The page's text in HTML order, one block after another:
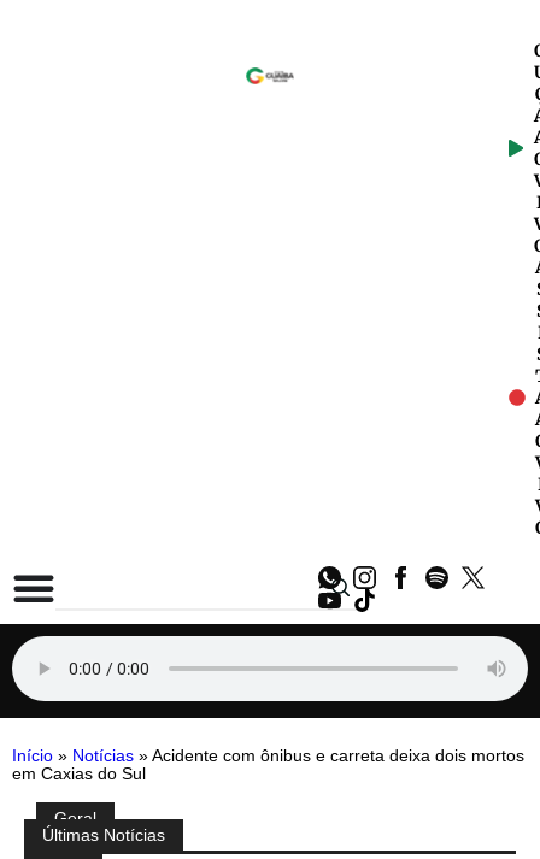
Início » Notícias » Acidente com ônibus e carreta deixa dois mortos
em Caxias do Sul
Compartilhe:
Geral
PÚltimas Notícias